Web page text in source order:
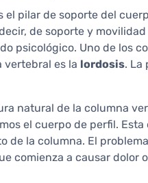
el pilar de soporte del
de soporte y
psicológico. Uno de los
vertebral es la lordosis. La
natural de la columna
el cuerpo de perfil.
de la columna. El
comienza a causar dolor